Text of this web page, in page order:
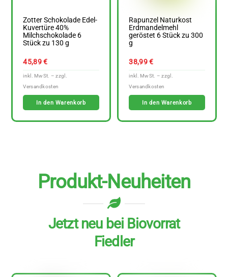
Zotter Schokolade Edel-
Kuvertüre 40%
Milchschokolade 6
Stück zu 130 g
45,89€
In den Warenkorb
Rapunzel Naturkost
Erdmandelmehl
geröstet 6 Stück zu 300
g
38,99€
In den Warenkorb
Produkt-Neuheiten
Jetzt neu bei Biovorrat
Fiedler